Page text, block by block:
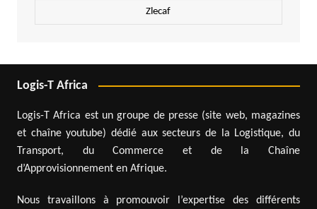
Zlecaf
Logis-T Africa
Logis-T Africa est un groupe de presse (site web, magazines
et chaîne youtube) dédié aux secteurs de la Logistique, du
Transport, du Commerce et de la Chaîne
d’Approvisionnement en Afrique.
Nous travaillons à promouvoir l’expertise des différents